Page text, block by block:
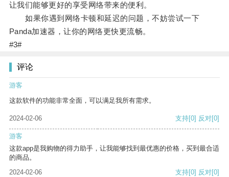
让我们能够更好的享受网络带来的便利。
如果你遇到网络卡顿和延迟的问题，不妨尝试一下
Panda加速器，让你的网络更快更流畅。
#3#
评论
游客
这款软件的功能非常全面，可以满足我所有需求。
2024-02-06 支持[0] 反对[0]
游客
这款app是我购物的得力助手，让我能够找到最优惠的价格，买到最合适
的商品。
2024-02-06
支持[0] 反对[0]